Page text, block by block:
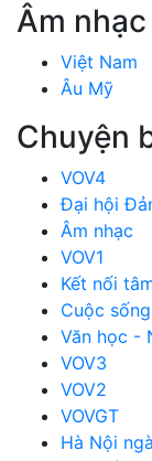
Âm nhạc
Việt Nam
Âu Mỹ
Chuyện
VOV4
Đại hội
Âm nhạc
VOV1
Kết nối
Cuộc
Văn học -
VOV3
VOV2
VOVGT
Hà Nội